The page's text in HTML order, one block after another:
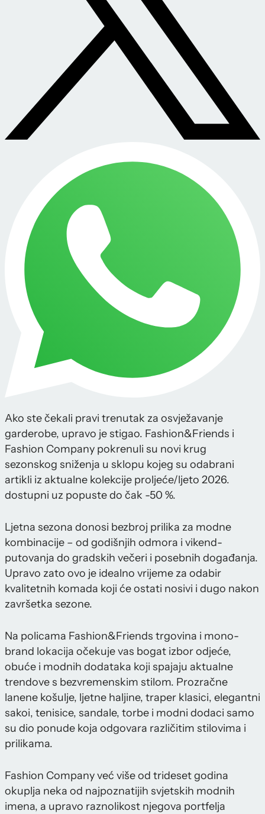
Ako ste čekali pravi trenutak za osvježavanje
garderobe, upravo je stigao. Fashion&Friends i
Fashion Company pokrenuli su novi krug
sezonskog sniženja u sklopu kojeg su odabrani
artikli iz aktualne kolekcije proljeće/ljeto 2026.
dostupni uz popuste do čak -50 %.
Ljetna sezona donosi bezbroj prilika za modne
kombinacije – od godišnjih odmora i vikend-
putovanja do gradskih večeri i posebnih događanja.
Upravo zato ovo je idealno vrijeme za odabir
kvalitetnih komada koji će ostati nosivi i dugo nakon
završetka sezone.
Na policama Fashion&Friends trgovina i mono-
brand lokacija očekuje vas bogat izbor odjeće,
obuće i modnih dodataka koji spajaju aktualne
trendove s bezvremenskim stilom. Prozračne
lanene košulje, ljetne haljine, traper klasici, elegantni
sakoi, tenisice, sandale, torbe i modni dodaci samo
su dio ponude koja odgovara različitim stilovima i
prilikama.
Fashion Company već više od trideset godina
okuplja neka od najpoznatijih svjetskih modnih
imena, a upravo raznolikost njegova portfelja